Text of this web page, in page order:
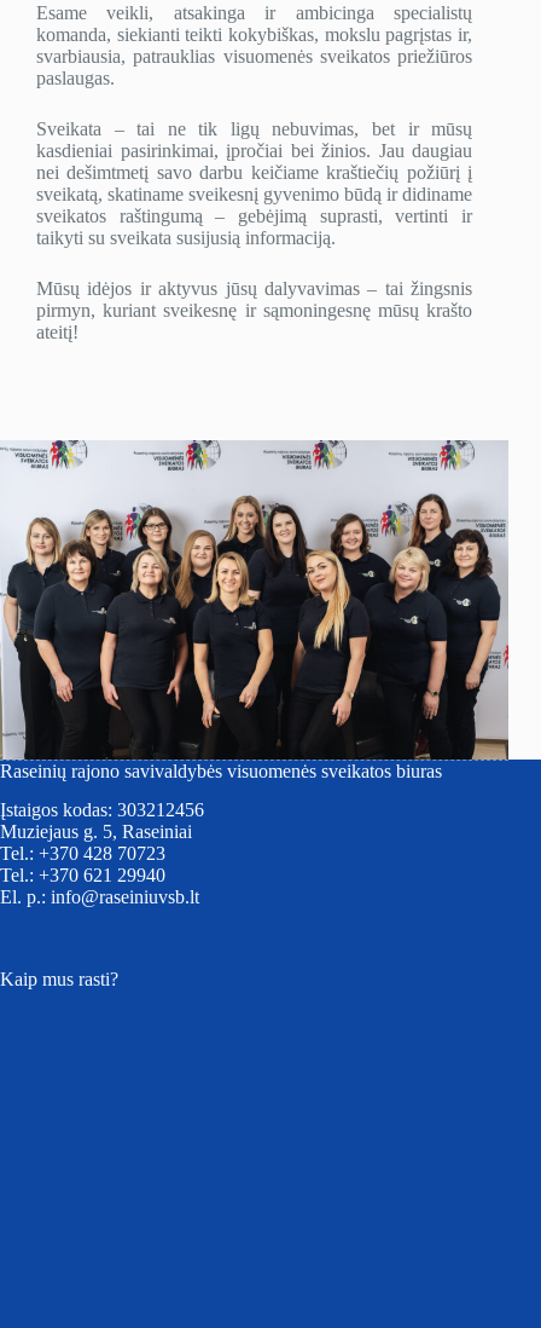
Esame veikli, atsakinga ir ambicinga specialistų
komanda, siekianti teikti kokybiškas, mokslu pagrįstas ir,
svarbiausia, patrauklias visuomenės sveikatos priežiūros
paslaugas.
Sveikata – tai ne tik ligų nebuvimas, bet ir mūsų
kasdieniai pasirinkimai, įpročiai bei žinios. Jau daugiau
nei dešimtmetį savo darbu keičiame kraštiečių požiūrį į
sveikatą, skatiname sveikesnį gyvenimo būdą ir didiname
sveikatos raštingumą – gebėjimą suprasti, vertinti ir
taikyti su sveikata susijusią informaciją.
Mūsų idėjos ir aktyvus jūsų dalyvavimas – tai žingsnis
pirmyn, kuriant sveikesnę ir sąmoningesnę mūsų krašto
ateitį!
Raseinių rajono savivaldybės visuomenės sveikatos biuras
Įstaigos kodas: 303212456
Muziejaus g. 5, Raseiniai
Tel.: +370 428 70723
Tel.: +370 621 29940
El. p.: info@raseiniuvsb.lt
Kaip mus rasti?